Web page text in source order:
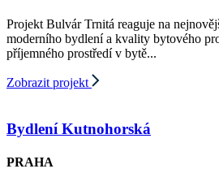
Projekt Bulvár Trnitá reaguje na
moderního bydlení a kvality bytového
příjemného prostředí v bytě...
Zobrazit projekt
Bydlení Kutnohorská
PRAHA